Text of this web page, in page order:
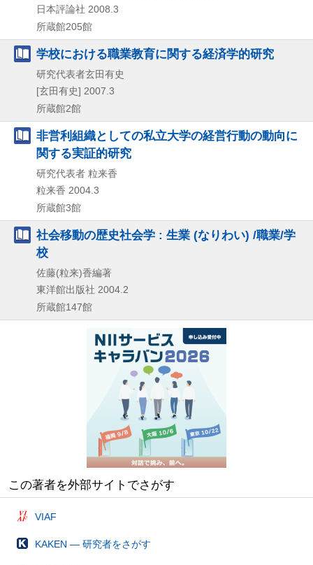
日本評論社 2008.3
所蔵館205館
学校における職業教育に関する経済学的研究
研究代表者玄田有史
[玄田有史] 2007.3
所蔵館2館
非営利組織としての私立大学の経営行動の動向に
関する実証的研究
研究代表者 粒来香
粒来香 2004.3
所蔵館3館
社会移動の歴史社会学 : 生業 (なりわい) /職業/学
校
佐藤(粒来)香編著
東洋館出版社 2004.2
所蔵館147館
この著者を外部サイトでさがす
VIAF
KAKEN — 研究者をさがす